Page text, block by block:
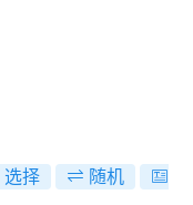
选择 随机